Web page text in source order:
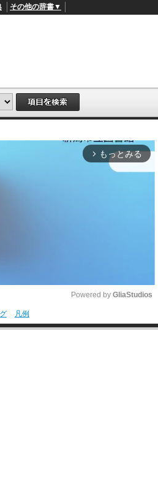
その他の辞書▼
arrow_forward_ios もっとみる
M
Powered by GliaStudios
凡例